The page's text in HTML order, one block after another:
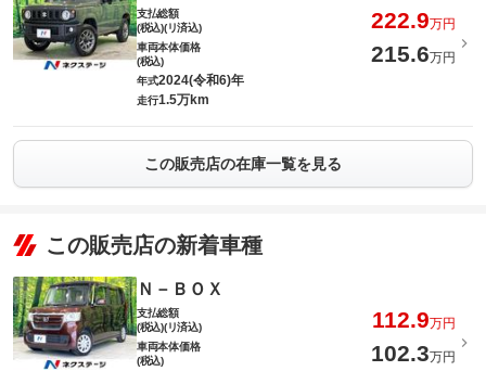
支払総額
(税込)(リ済込)
222.9万円
車両本体価格
(税込)
215.6万円
年式2024(令和6)年
走行1.5万km
この販売店の在庫一覧を見る
この販売店の新着車種
Ｎ－ＢＯＸ
支払総額
(税込)(リ済込)
112.9万円
車両本体価格
(税込)
102.3万円